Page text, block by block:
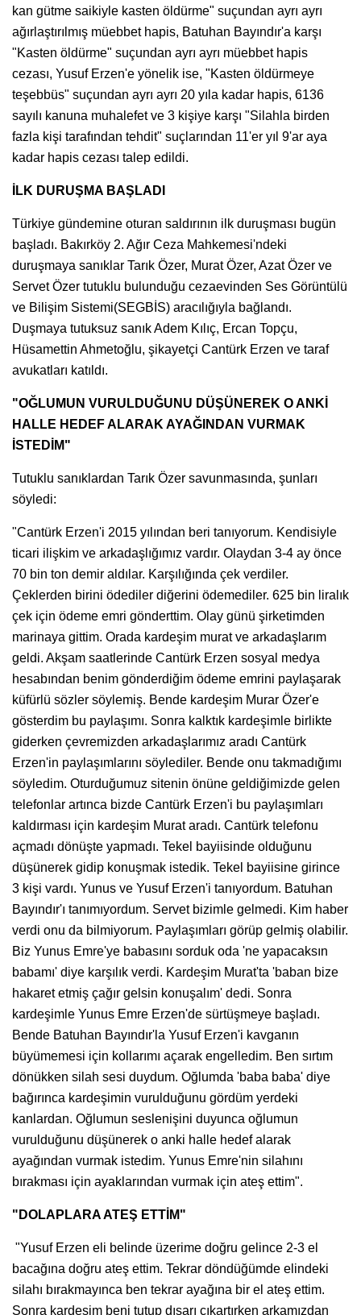
kan gütme saikiyle kasten öldürme" suçundan ayrı ayrı
ağırlaştırılmış müebbet hapis, Batuhan Bayındır'a karşı
"Kasten öldürme" suçundan ayrı ayrı müebbet hapis
cezası, Yusuf Erzen'e yönelik ise, "Kasten öldürmeye
teşebbüs" suçundan ayrı ayrı 20 yıla kadar hapis, 6136
sayılı kanuna muhalefet ve 3 kişiye karşı "Silahla birden
fazla kişi tarafından tehdit" suçlarından 11'er yıl 9'ar aya
kadar hapis cezası talep edildi.
İLK DURUŞMA BAŞLADI
Türkiye gündemine oturan saldırının ilk duruşması bugün
başladı. Bakırköy 2. Ağır Ceza Mahkemesi'ndeki
duruşmaya sanıklar Tarık Özer, Murat Özer, Azat Özer ve
Servet Özer tutuklu bulunduğu cezaevinden Ses Görüntülü
ve Bilişim Sistemi(SEGBİS) aracılığıyla bağlandı.
Duşmaya tutuksuz sanık Adem Kılıç, Ercan Topçu,
Hüsamettin Ahmetoğlu, şikayetçi Cantürk Erzen ve taraf
avukatları katıldı.
"OĞLUMUN VURULDUĞUNU DÜŞÜNEREK O ANKİ
HALLE HEDEF ALARAK AYAĞINDAN VURMAK
İSTEDİM"
Tutuklu sanıklardan Tarık Özer savunmasında, şunları
söyledi:
"Cantürk Erzen'i 2015 yılından beri tanıyorum. Kendisiyle
ticari ilişkim ve arkadaşlığımız vardır. Olaydan 3-4 ay önce
70 bin ton demir aldılar. Karşılığında çek verdiler.
Çeklerden birini ödediler diğerini ödemediler. 625 bin liralık
çek için ödeme emri gönderttim. Olay günü şirketimden
marinaya gittim. Orada kardeşim murat ve arkadaşlarım
geldi. Akşam saatlerinde Cantürk Erzen sosyal medya
hesabından benim gönderdiğim ödeme emrini paylaşarak
küfürlü sözler söylemiş. Bende kardeşim Murar Özer'e
gösterdim bu paylaşımı. Sonra kalktık kardeşimle birlikte
giderken çevremizden arkadaşlarımız aradı Cantürk
Erzen'in paylaşımlarını söylediler. Bende onu takmadığımı
söyledim. Oturduğumuz sitenin önüne geldiğimizde gelen
telefonlar artınca bizde Cantürk Erzen'i bu paylaşımları
kaldırması için kardeşim Murat aradı. Cantürk telefonu
açmadı dönüşte yapmadı. Tekel bayiisinde olduğunu
düşünerek gidip konuşmak istedik. Tekel bayiisine girince
3 kişi vardı. Yunus ve Yusuf Erzen'i tanıyordum. Batuhan
Bayındır'ı tanımıyordum. Servet bizimle gelmedi. Kim haber
verdi onu da bilmiyorum. Paylaşımları görüp gelmiş olabilir.
Biz Yunus Emre'ye babasını sorduk oda 'ne yapacaksın
babamı' diye karşılık verdi. Kardeşim Murat'ta 'baban bize
hakaret etmiş çağır gelsin konuşalım' dedi. Sonra
kardeşimle Yunus Emre Erzen'de sürtüşmeye başladı.
Bende Batuhan Bayındır'la Yusuf Erzen'i kavganın
büyümemesi için kollarımı açarak engelledim. Ben sırtım
dönükken silah sesi duydum. Oğlumda 'baba baba' diye
bağırınca kardeşimin vurulduğunu gördüm yerdeki
kanlardan. Oğlumun seslenişini duyunca oğlumun
vurulduğunu düşünerek o anki halle hedef alarak
ayağından vurmak istedim. Yunus Emre'nin silahını
bırakması için ayaklarından vurmak için ateş ettim".
"DOLAPLARA ATEŞ ETTİM"
"Yusuf Erzen eli belinde üzerime doğru gelince 2-3 el
bacağına doğru ateş ettim. Tekrar döndüğümde elindeki
silahı bırakmayınca ben tekrar ayağına bir el ateş ettim.
Sonra kardeşim beni tutup dışarı çıkartırken arkamızdan